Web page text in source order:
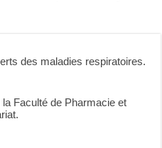
des maladies respiratoires.
Faculté de Pharmacie et